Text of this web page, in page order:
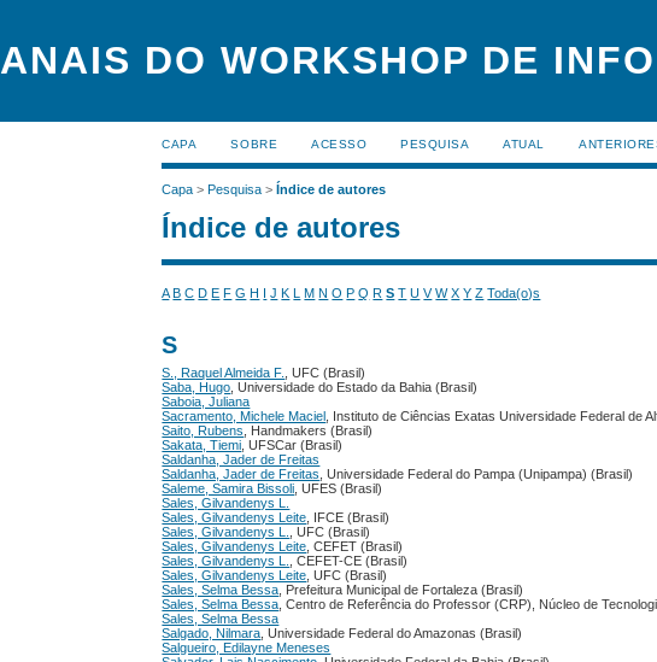
ANAIS DO WORKSHOP DE
CAPA SOBRE ACESSO PESQUISA ATUAL
Capa >Pesquisa >Índice de autores
Índice de autores
A B C D E F G H I J K L M N O P Q R S T U V W X Y Z Toda(o)s
S
S., Raquel Almeida F.
, UFC (Brasil)
Saba, Hugo , Universidade do Estado da Bahia (Brasil)
Saboia, Juliana
Sacramento, Michele Maciel
, Instituto de Ciências Exatas Universidade Federal de
Saito, Rubens
, Handmakers (Brasil)
Sakata, Tiemi , UFSCar (Brasil)
Saldanha, Jader de Freitas
Saldanha, Jader de Freitas , Universidade Federal do Pampa (Unipampa) (Brasil)
Saleme, Samira Bissoli , UFES (Brasil)
Sales, Gilvandenys L.
Sales, Gilvandenys Leite , IFCE (Brasil)
Sales, Gilvandenys L.
, UFC (Brasil)
Sales, Gilvandenys Leite , CEFET (Brasil)
Sales, Gilvandenys L.
, CEFET-CE (Brasil)
Sales, Gilvandenys Leite , UFC (Brasil)
Sales, Selma Bessa , Prefeitura Municipal de Fortaleza (Brasil)
Sales, Selma Bessa , Centro de Referência do Professor (CRP), Núcleo de
Sales, Selma Bessa
Salgado, Nilmara , Universidade Federal do Amazonas (Brasil)
Salgueiro, Edilayne Meneses